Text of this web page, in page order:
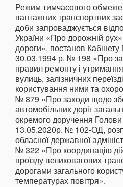
Режим тимчасового
вантажних транспортних
доби запроваджується
України «Про дорожній
дороги», постанов Кабінету
30.03.1994 р. № 198 «Про
правил ремонту і
вулиць, залізничних
користування ними та
№ 879 «Про заходи щодо
автомобільних доріг
окремого доручення
13.05.2020р. № 102-ОД,
обласної державної
№ 322 «Про координацію
проїзду великовагових
дорогами загального
температурах повітря».